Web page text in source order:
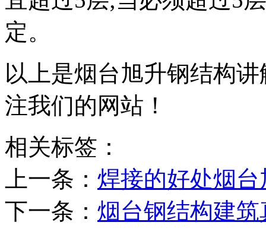
定。
以上是烟台旭升钢结构
注我们的网站！
相关标签：
上一条： 焊接的好处烟
下一条： 烟台钢结构建